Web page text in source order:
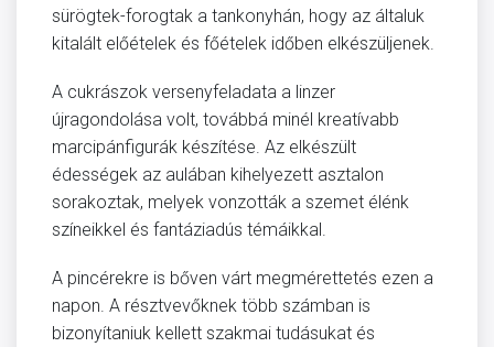
sürögtek-forogtak a tankonyhán, hogy az általuk
kitalált előételek és főételek időben elkészüljenek.
A cukrászok versenyfeladata a linzer
újragondolása volt, továbbá minél kreatívabb
marcipánfigurák készítése. Az elkészült
édességek az aulában kihelyezett asztalon
sorakoztak, melyek vonzották a szemet élénk
színeikkel és fantáziadús témáikkal.
A pincérekre is bőven várt megmérettetés ezen a
napon. A résztvevőknek több számban is
bizonyítaniuk kellett szakmai tudásukat és